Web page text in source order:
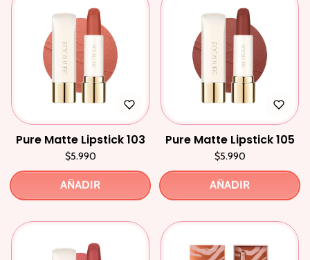
Pure Matte Lipstick 103
$5.990
AÑADIR
Pure Matte Lipstick 105
$5.990
AÑADIR